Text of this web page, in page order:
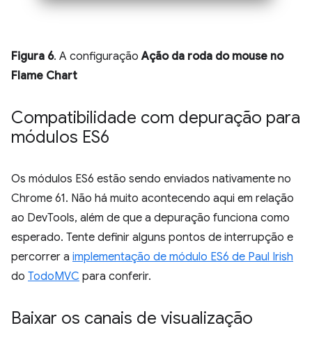
Figura 6. A configuraçãoAção da roda do mouse no
Flame Chart
Compatibilidade com depuração para
módulos ES6
Os módulos ES6 estão sendo enviados nativamente no
Chrome 61. Não há muito acontecendo aqui em relação
ao DevTools, além de que a depuração funciona como
esperado. Tente definir alguns pontos de interrupção e
percorrer a implementação de módulo ES6 de Paul Irish
do TodoMVC para conferir.
Baixar os canais de visualização